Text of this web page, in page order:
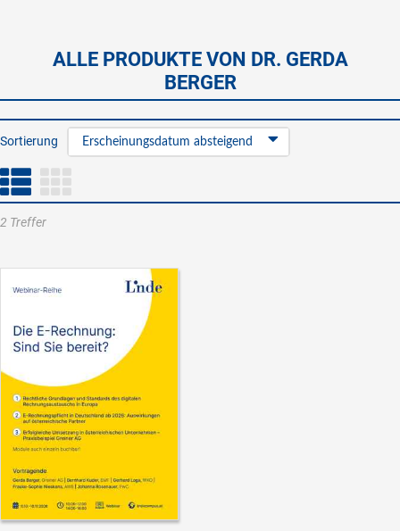
ALLE PRODUKTE VON DR. GERDA
BERGER
Sortierung Erscheinungsdatum absteigend
2 Treffer